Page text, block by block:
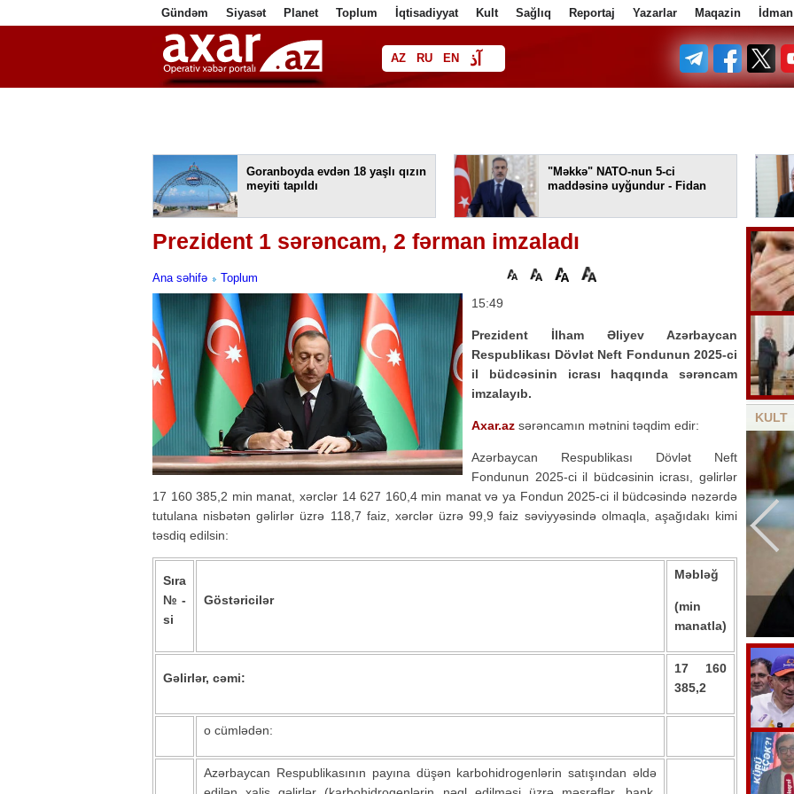
Gündəm Siyasət Planet Toplum İqtisadiyyat Kult Sağlıq Reportaj Yazarlar Maqazin İdman
AZ RU EN آذ
فا
Goranboyda evdən 18 yaşlı qızın
meyiti tapıldı
"Məkkə" NATO-nun 5-ci
maddəsinə uyğundur - Fidan
Prezident 1 sərəncam, 2 fərman imzaladı
Ana səhifə Toplum
15:49
Prezident İlham Əliyev Azərbaycan
Respublikası Dövlət Neft Fondunun 2025-ci
il büdcəsinin icrası haqqında sərəncam
imzalayıb.
Axar.az sərəncamın mətnini təqdim edir:
Azərbaycan Respublikası Dövlət Neft
Fondunun 2025-ci il büdcəsinin icrası, gəlirlər
17 160 385,2 min manat, xərclər 14 627 160,4 min manat və ya Fondun 2025-ci il büdcəsində nəzərdə
tutulana nisbətən gəlirlər üzrə 118,7 faiz, xərclər üzrə 99,9 faiz səviyyəsində olmaqla, aşağıdakı kimi
təsdiq edilsin:
Sıra
№-
si
Göstəricilər
Məbləğ
(min
manatla)
Gəlirlər, cəmi:
17 160
385,2
o cümlədən:
Azərbaycan Respublikasının payına düşən karbohidrogenlərin satışından əldə
KULT
Bu gün Azərbaycan kinosunun yaranma